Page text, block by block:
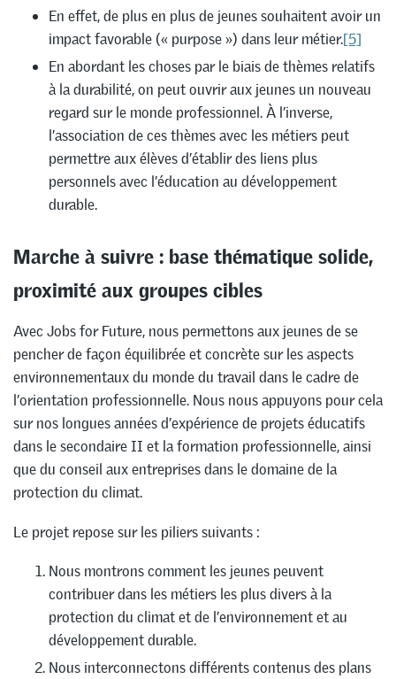
En effet, de plus en plus de jeunes souhaitent avoir un
impact favorable (« purpose ») dans leur métier.[5]
En abordant les choses par le biais de thèmes relatifs
à la durabilité, on peut ouvrir aux jeunes un nouveau
regard sur le monde professionnel. À l’inverse,
l’association de ces thèmes avec les métiers peut
permettre aux élèves d’établir des liens plus
personnels avec l’éducation au développement
durable.
Marche à suivre : base thématique solide,
proximité aux groupes cibles
Avec Jobs for Future, nous permettons aux jeunes de se
pencher de façon équilibrée et concrète sur les aspects
environnementaux du monde du travail dans le cadre de
l’orientation professionnelle. Nous nous appuyons pour cela
sur nos longues années d’expérience de projets éducatifs
dans le secondaire II et la formation professionnelle, ainsi
que du conseil aux entreprises dans le domaine de la
protection du climat.
Le projet repose sur les piliers suivants :
Nous montrons comment les jeunes peuvent
contribuer dans les métiers les plus divers à la
protection du climat et de l’environnement et au
développement durable.
Nous interconnectons différents contenus des plans